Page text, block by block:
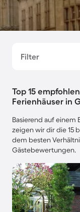
Filter
Top 15
Ferienhäuser in
Basierend auf einem
zeigen wir dir die 15
dem besten
Gästebewertungen.